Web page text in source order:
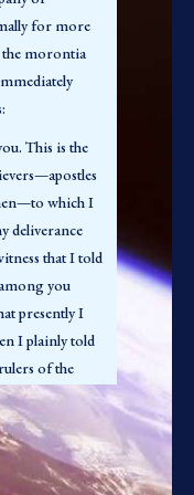
Quando,
do espírito
a vida
de
os homens é
realidade da
filiação do
das boas
pela
A filiação a
do
sair pregando
for more
the morontia
This is the
which I
deliverance
that I told
you
presently I
I plainly told
of the
to death, and
then, did
disconcerted
why were you